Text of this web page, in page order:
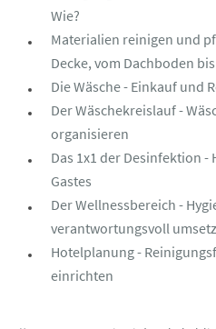
Wie?
Materialien reinigen und
Decke, vom Dachboden
Die Wäsche - Einkauf und
Der Wäschekreislauf -
organisieren
Das 1x1 der Desinfektion -
Gastes
Der Wellnessbereich -
verantwortungsvoll
Hotelplanung -
einrichten